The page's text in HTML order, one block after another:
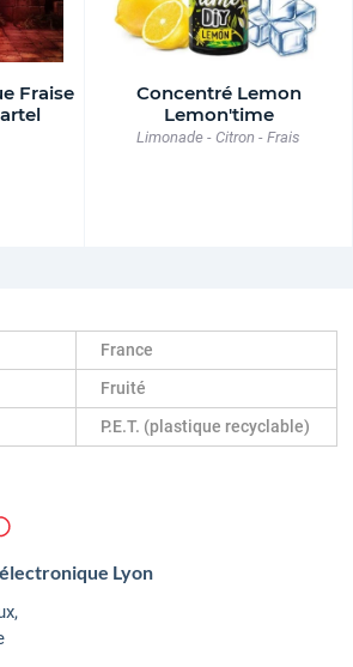
Fraise
Concentré Lemon
Lemon'time
Limonade - Citron - Frais
France
Fruité
P.E.T. (plastique recyclable)
Lyon